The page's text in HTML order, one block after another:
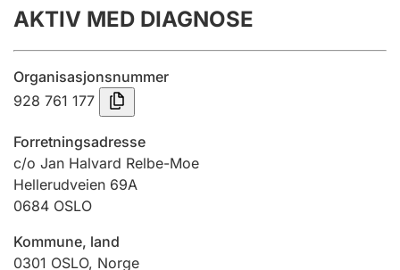
Innsending og forseinkingsgebyr
Tinglysing
Jeger
Betaling og jegeravgiftskort
AKTIV MED DIAGNOSE
Organisasjonsnummer
928 761 177
Forretningsadresse
c/o Jan Halvard Relbe-Moe
Hellerudveien 69A
0684 OSLO
Kommune, land
0301 OSLO, Norge